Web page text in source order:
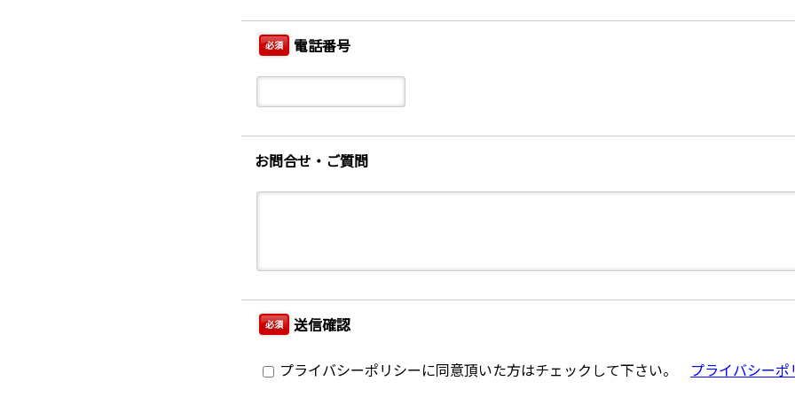
必須 電話番号
お問合せ・ご質問
必須 送信確認
プライバシーポリシーに同意頂いた方はチェックして下さい。 プライバシーポ